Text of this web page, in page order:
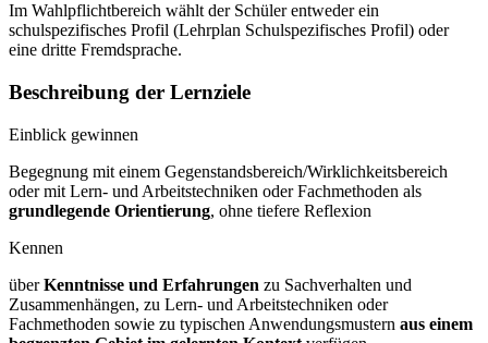
Im Wahlpflichtbereich wählt der Schüler entweder ein
schulspezifisches Profil (Lehrplan Schulspezifisches Profil) oder
eine dritte Fremdsprache.
Beschreibung der Lernziele
Einblick gewinnen
Begegnung mit einem Gegenstandsbereich/Wirklichkeitsbereich
oder mit Lern- und Arbeitstechniken oder Fachmethoden als
grundlegende Orientierung, ohne tiefere Reflexion
Kennen
überKenntnisse und Erfahrungen zu Sachverhalten und
Zusammenhängen, zu Lern- und Arbeitstechniken oder
Fachmethoden sowie zu typischen Anwendungsmustern aus einem